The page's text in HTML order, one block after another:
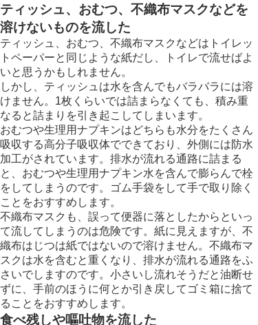
ティッシュ、おむつ、不織布マスクなどを
溶けないものを流した
ティッシュ、おむつ、不織布マスクなどはトイレッ
トペーパーと同じような紙だし、トイレで流せばよ
いと思うかもしれません。
しかし、ティッシュは水を含んでもバラバラには溶
けません。1枚くらいでは詰まらなくても、積み重
なると詰まりを引き起こしてしまいます。
おむつや生理用ナプキンはどちらも水分をたくさん
吸収する高分子吸収体でできており、外側には防水
加工がされています。排水が流れる通路に詰まる
と、おむつや生理用ナプキン水を含んで膨らんで栓
をしてしまうのです。ゴム手袋をして手で取り除く
ことをおすすめします。
不織布マスクも、誤って便器に落としたからといっ
て流してしまうのは危険です。紙に見えますが、不
織布はじつは紙ではないので溶けません。不織布マ
スクは水を含むと重くなり、排水が流れる通路をふ
さいでしますのです。小さいし流れそうだと油断せ
ずに、手前のほうに何とか引き戻してゴミ箱に捨て
ることをおすすめします。
食べ残しや嘔吐物を流した